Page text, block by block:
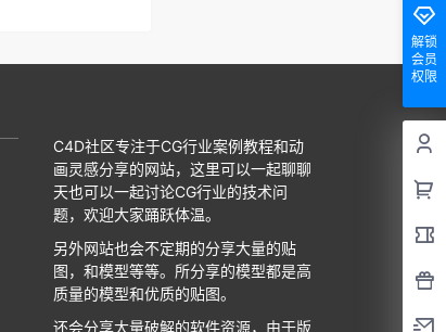
解锁
会员
权限
C4D社区专注于CG行业案例教程和动
画灵感分享的网站，这里可以一起聊聊
天也可以一起讨论CG行业的技术问
题，欢迎大家踊跃体温。
另外网站也会不定期的分享大量的贴
图，和模型等等。所分享的模型都是高
质量的模型和优质的贴图。
还会分享大量破解的软件资源，由于版